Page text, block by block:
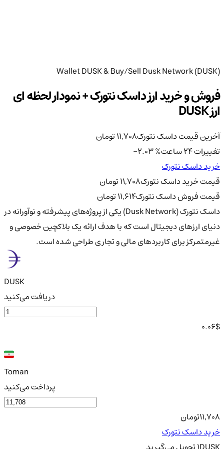
Wallet DUSK & Buy/Sell Dusk Network (DUSK)
فروش و خرید ارز داسک نتورک + نمودار لحظه ای
ارز DUSK
آخرین قیمت داسک نتورک11,708تومان
تغییرات 24 ساعت
-2.03%
خرید داسک نتورک
قیمت خرید داسک نتورک11,708تومان
قیمت فروش داسک نتورک11,614تومان
داسک نتورک (Dusk Network) یکی از پروژه‌های پیشرفته و نوآورانه در
دنیای ارزهای دیجیتال است که با هدف ارائه یک بلاکچین خصوصی و
غیرمتمرکز برای کاربردهای مالی و تجاری طراحی شده است.
DUSK
دریافت می‌کنید
0.06$
Toman
پرداخت می‌کنید
11,708تومان
خرید داسک نتورک